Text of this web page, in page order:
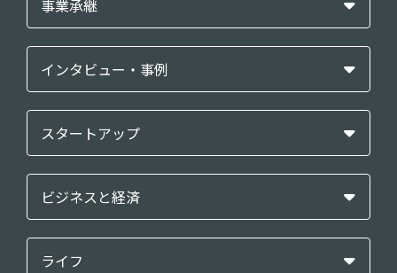
事業承継
インタビュー・事例
スタートアップ
ビジネスと経済
ライフ